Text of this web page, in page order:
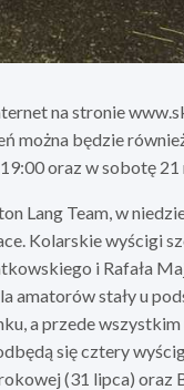
na stronie
można będzie
oraz w sobotę 21
Lang Team, w
Kolarskie wyścigi
i Rafała
stały u
a przede
się cztery
(31 lipca) oraz